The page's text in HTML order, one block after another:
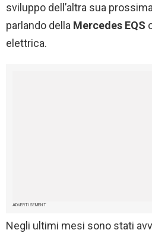
sviluppo dell’altra sua
parlando della Mercedes EQS
elettrica.
ADVERTISEMENT
Negli ultimi mesi sono stati